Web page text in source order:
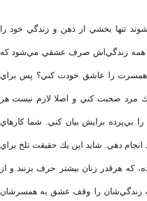
تنها بخشي از ذهن و زندگي خود را
همه زندگي‌اش صرف عشقي مي‌شود كه
را عاشق خودت كني؟ پس براي
مرد صحبت كني و اصلا لازم نيست هر
بي‌پرده برايش بيان كني. شما كارهاي
دهي. شايد اين يك حقيقت تلخ براي
كه هرقدر زنان بيشتر حرف بزنند و از
زندگي‌شان را وقف عشق به همسر‌شان